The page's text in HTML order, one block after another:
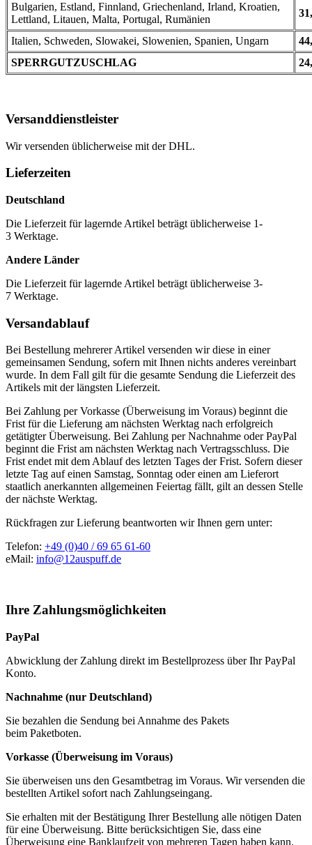
Bulgarien, Estland, Finnland, Griechenland, Irland, Kroatien,
Lettland, Litauen, Malta, Portugal, Rumänien
Italien, Schweden, Slowakei, Slowenien, Spanien, Ungarn
SPERRGUTZUSCHLAG
Versanddienstleister
Wir versenden üblicherweise mit der DHL.
Lieferzeiten
Deutschland
Die Lieferzeit für lagernde Artikel beträgt üblicherweise 1-
3 Werktage.
Andere Länder
Die Lieferzeit für lagernde Artikel beträgt üblicherweise 3-
7 Werktage.
Versandablauf
Bei Bestellung mehrerer Artikel versenden wir diese in einer
gemeinsamen Sendung, sofern mit Ihnen nichts anderes vereinbart
wurde. In dem Fall gilt für die gesamte Sendung die Lieferzeit des
Artikels mit der längsten Lieferzeit.
Bei Zahlung per Vorkasse (Überweisung im Voraus) beginnt die
Frist für die Lieferung am nächsten Werktag nach erfolgreich
getätigter Überweisung. Bei Zahlung per Nachnahme oder PayPal
beginnt die Frist am nächsten Werktag nach Vertragsschluss. Die
Frist endet mit dem Ablauf des letzten Tages der Frist. Sofern dieser
letzte Tag auf einen Samstag, Sonntag oder einen am Lieferort
staatlich anerkannten allgemeinen Feiertag fällt, gilt an dessen Stelle
der nächste Werktag.
Rückfragen zur Lieferung beantworten wir Ihnen gern unter:
Telefon: +49 (0)40 / 69 65 61-60
eMail: info@12auspuff.de
Ihre Zahlungsmöglichkeiten
PayPal
Abwicklung der Zahlung direkt im Bestellprozess über Ihr PayPal
Konto.
Nachnahme (nur Deutschland)
Sie bezahlen die Sendung bei Annahme des Pakets
beim Paketboten.
Vorkasse (Überweisung im Voraus)
Sie überweisen uns den Gesamtbetrag im Voraus. Wir versenden die
bestellten Artikel sofort nach Zahlungseingang.
Sie erhalten mit der Bestätigung Ihrer Bestellung alle nötigen Daten
für eine Überweisung. Bitte berücksichtigen Sie, dass eine
Überweisung eine Banklaufzeit von mehreren Tagen haben kann.